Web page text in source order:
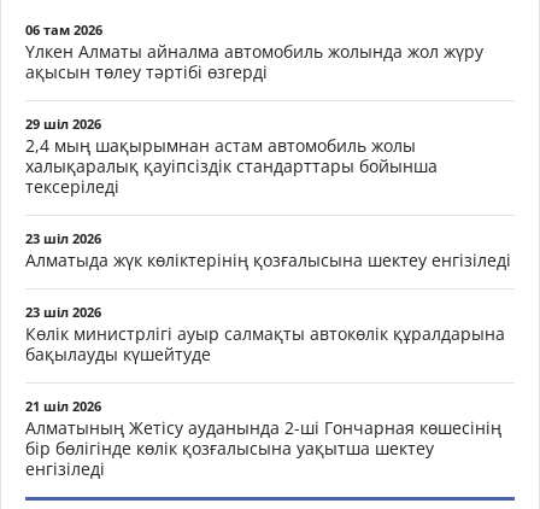
06 там 2026
Үлкен Алматы айналма автомобиль жолында жол жүру
ақысын төлеу тәртібі өзгерді
29 шіл 2026
2,4 мың шақырымнан астам автомобиль жолы
халықаралық қауіпсіздік стандарттары бойынша
тексеріледі
23 шіл 2026
Алматыда жүк көліктерінің қозғалысына шектеу енгізіледі
23 шіл 2026
Көлік министрлігі ауыр салмақты автокөлік құралдарына
бақылауды күшейтуде
21 шіл 2026
Алматының Жетісу ауданында 2-ші Гончарная көшесінің
бір бөлігінде көлік қозғалысына уақытша шектеу
енгізіледі